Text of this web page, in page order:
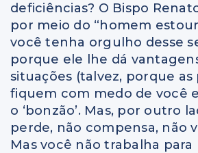
deficiências? O Bispo
por meio do “homem
você tenha orgulho desse
porque ele lhe dá
situações (talvez, porque as
fiquem com medo de você
o ‘bonzão’. Mas, por outro
perde, não compensa, não
Mas você não trabalha para